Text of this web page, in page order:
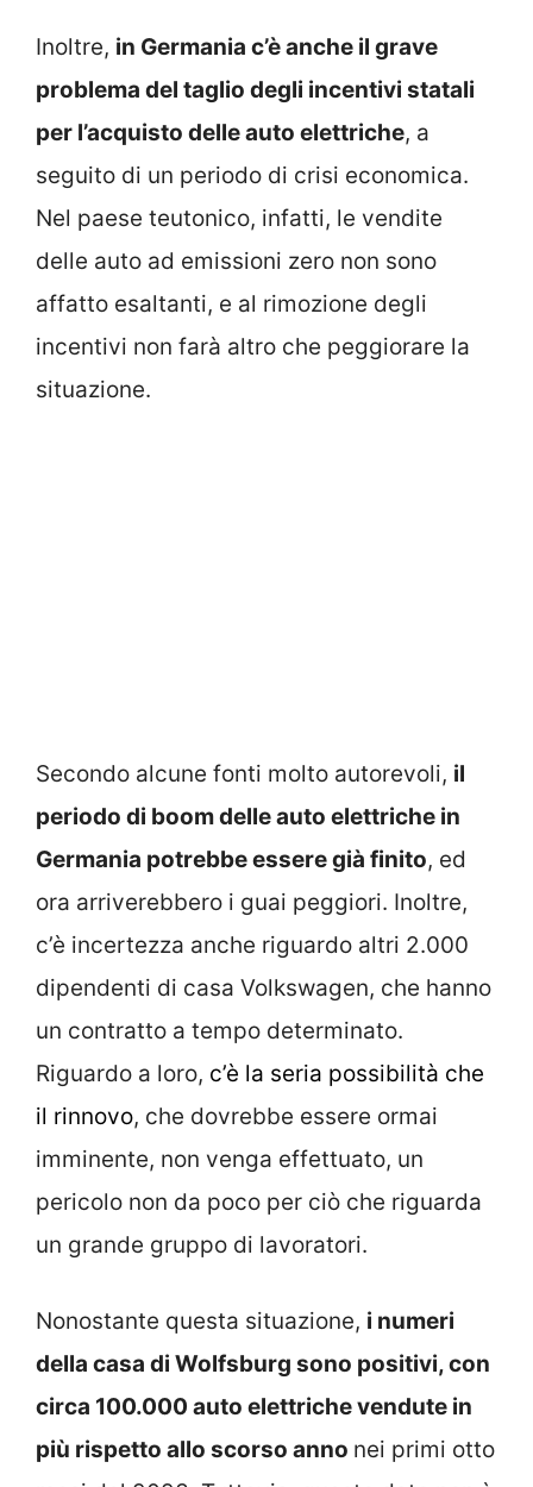
Inoltre, in Germania c’è anche il grave
problema del taglio degli incentivi statali
per l’acquisto delle auto elettriche, a
seguito di un periodo di crisi economica.
Nel paese teutonico, infatti, le vendite
delle auto ad emissioni zero non sono
affatto esaltanti, e al rimozione degli
incentivi non farà altro che peggiorare la
situazione.
Secondo alcune fonti molto autorevoli, il
periodo di boom delle auto elettriche in
Germania potrebbe essere già finito, ed
ora arriverebbero i guai peggiori. Inoltre,
c’è incertezza anche riguardo altri 2.000
dipendenti di casa Volkswagen, che hanno
un contratto a tempo determinato.
Riguardo a loro, c’è la seria possibilità che
il rinnovo, che dovrebbe essere ormai
imminente, non venga effettuato, un
pericolo non da poco per ciò che riguarda
un grande gruppo di lavoratori.
Nonostante questa situazione, i numeri
della casa di Wolfsburg sono positivi, con
circa 100.000 auto elettriche vendute in
più rispetto allo scorso anno nei primi otto